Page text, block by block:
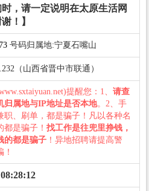
时，请一定说明在太原生活网
！】
号码归属地:宁夏石嘴山
（山西省晋中市联通）
提醒您：1、 请查
归属地与IP地址是否本地。2、手
职、刷单，都是骗子！凡以各种名
都是骗子！ 找工作是往兜里挣钱，
的都是骗子 ！异地招聘请提高警